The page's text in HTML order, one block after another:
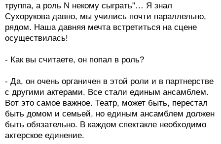
труппа, а роль N некому сыграть"… Я знал
Сухорукова давно, мы учились почти параллельно,
рядом. Наша давняя мечта встретиться на сцене
осуществилась!
- Как вы считаете, он попал в роль?
- Да, он очень органичен в этой роли и в партнерстве
с другими актерами. Все стали единым ансамблем.
Вот это самое важное. Театр, может быть, перестал
быть домом и семьей, но единым ансамблем должен
быть обязательно. В каждом спектакле необходимо
актерское единение.